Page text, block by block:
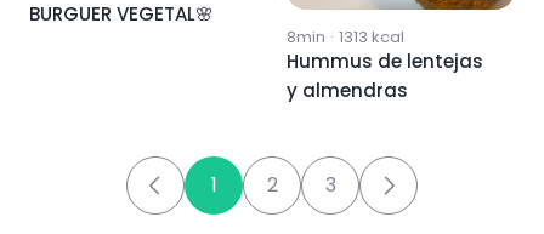
BURGUER VEGETAL🌸
8min · 1313 kcal
Hummus de lentejas
y almendras
1 2 3